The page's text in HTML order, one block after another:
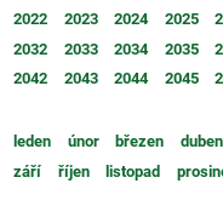
2022
2023 2024 2025
2032
2033 2034 2035
2042
2043 2044 2045
leden únor březen duben
září
říjen listopad